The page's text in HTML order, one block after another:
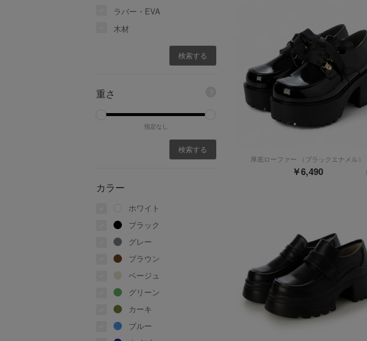
ラバー・EVA
木材
重さ
指定なし
カラー
ホワイト
ブラック
グレー
ブラウン
ベージュ
グリーン
カーキ
ブルー
厚底ローファー （ブラックエナメル）
￥6,490